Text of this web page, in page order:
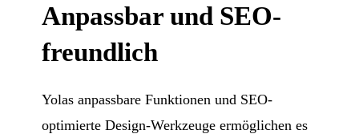
Anpassbar und SEO-
freundlich
Yolas anpassbare Funktionen und SEO-
optimierte Design-Werkzeuge ermöglichen es